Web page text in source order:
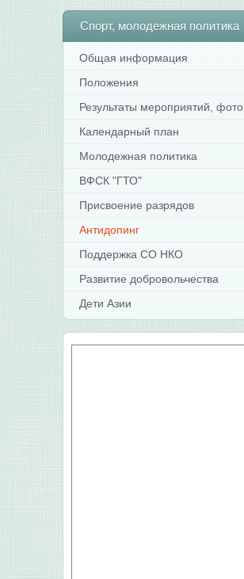
Спорт, молодежная политика
Общая информация
Положения
Результаты мероприятий, фото
Календарный план
Молодежная политика
ВФСК "ГТО"
Присвоение разрядов
Антидопинг
Поддержка СО НКО
Развитие добровольчества
Дети Азии